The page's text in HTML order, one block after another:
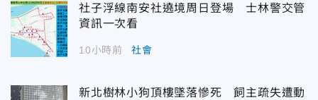
社子浮線南安社遶境周日登場 士林警交管
資訊一次看
10小時前 社會
新北樹林小狗頂樓墜落慘死 飼主疏失遭動